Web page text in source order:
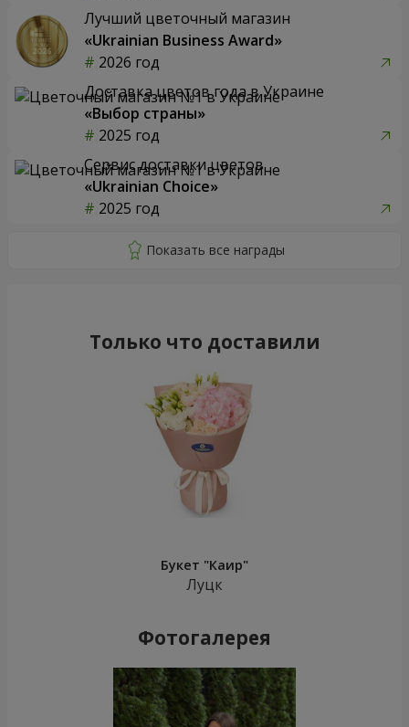
Лучший цветочный магазин
«Ukrainian Business Award»
2026 год
Доставка цветов года в Украине
«Выбор страны»
2025 год
Сервис доставки цветов
«Ukrainian Choice»
2025 год
Только что доставили
Букет "Каир"
Луцк
Фотогалерея